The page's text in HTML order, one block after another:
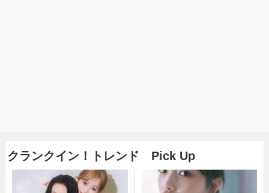
クランクイン！トレンド Pick Up